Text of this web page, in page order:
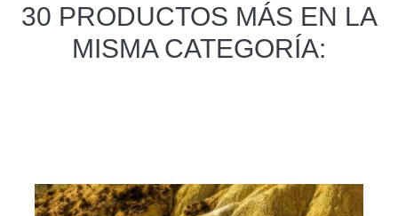
30 PRODUCTOS MÁS EN LA
MISMA CATEGORÍA: